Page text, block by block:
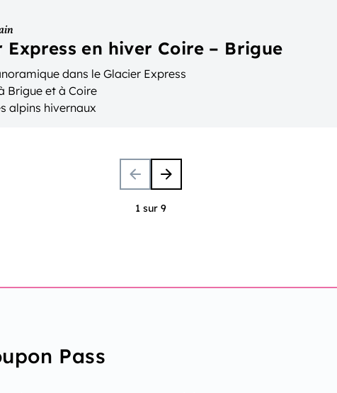
Express en hiver Coire – Brigue
dans le Glacier Express
Brigue et à Coire
alpins hivernaux
1 sur 9
Pass